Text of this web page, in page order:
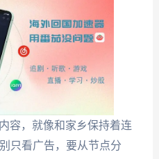
容，就像和家乡保持着连
只看广告，要从节点分